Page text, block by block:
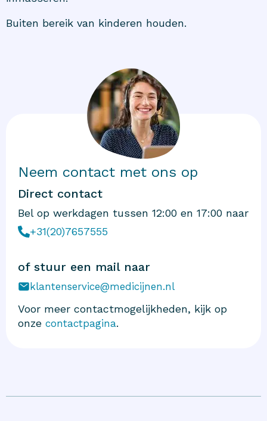
Buiten bereik van kinderen houden.
Neem contact met ons op
Direct contact
Bel op werkdagen tussen 12:00 en 17:00 naar
+31(20)7657555
of stuur een mail naar
klantenservice@medicijnen.nl
Voor meer contactmogelijkheden, kijk op
onze contactpagina.